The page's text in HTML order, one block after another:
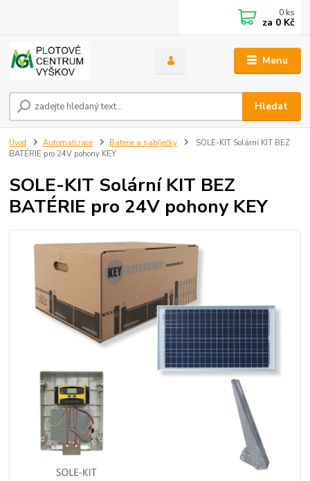
Menu
Hledat
0 ks
za 0 Kč
Úvod Automatizace Baterie a nabíječky
SOLE-KIT Solární KIT BEZ
BATÉRIE pro 24V pohony KEY
SOLE-KIT Solární KIT BEZ
BATÉRIE pro 24V pohony KEY